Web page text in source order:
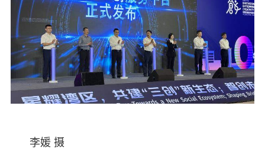
李媛 摄